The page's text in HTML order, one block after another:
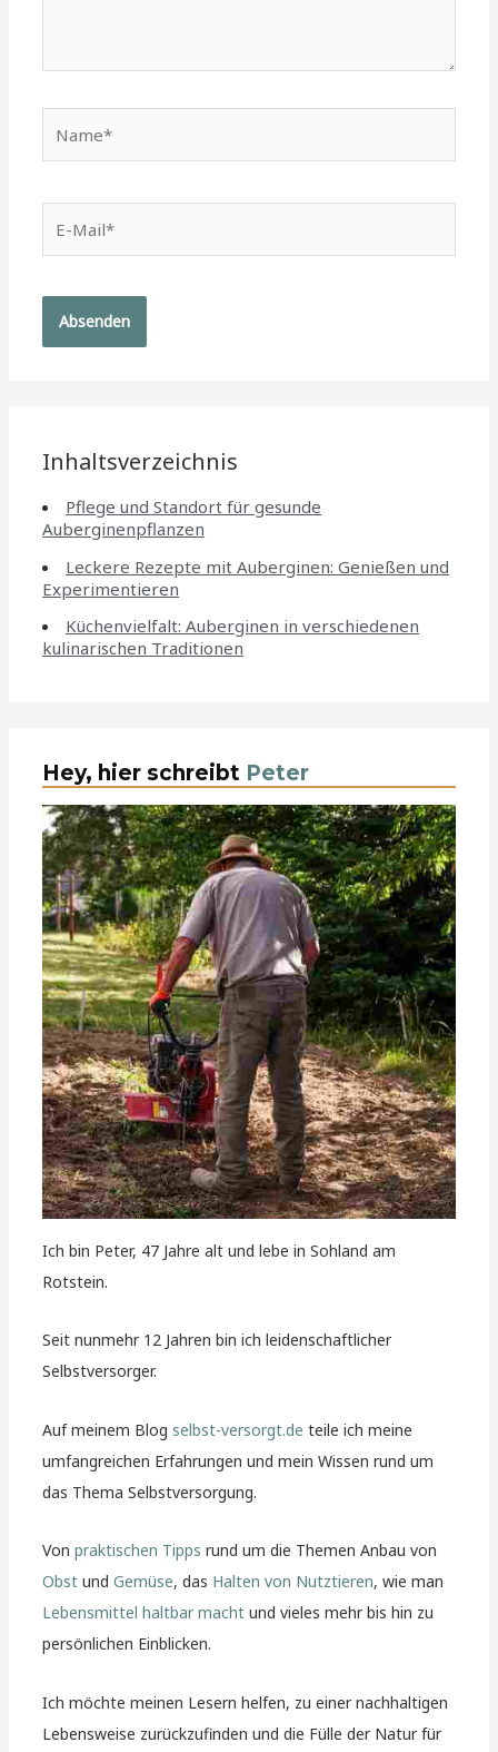
Mail*
Inhaltsverzeichnis
Pflege und Standort für gesunde
Auberginenpflanzen
Leckere Rezepte mit Auberginen: Genießen und
Experimentieren
Küchenvielfalt: Auberginen in verschiedenen
kulinarischen Traditionen
Hey, hier schreibt Peter
Ich bin Peter, 47 Jahre alt und lebe in Sohland am
Rotstein.
Seit nunmehr 12 Jahren bin ich leidenschaftlicher
Selbstversorger.
Auf meinem Blogselbst-versorgt.de teile ich meine
umfangreichen Erfahrungen und mein Wissen rund um
das Thema Selbstversorgung.
Vonpraktischen Tipps rund um die Themen Anbau von
Obst undGemüse, das Halten von Nutztieren, wie man
Lebensmittel haltbar macht und vieles mehr bis hin zu
persönlichen Einblicken.
Ich möchte meinen Lesern helfen, zu einer nachhaltigen
Lebensweise zurückzufinden und die Fülle der Natur für